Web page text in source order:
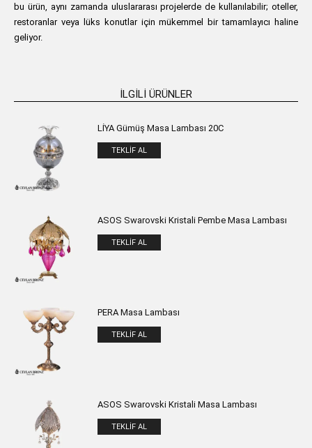
bu ürün, aynı zamanda uluslararası projelerde de kullanılabilir; oteller,
restoranlar veya lüks konutlar için mükemmel bir tamamlayıcı haline
geliyor.
İLGILI ÜRÜNLER
LİYA Gümüş Masa Lambası 20C
TEKLIF AL
ASOS Swarovski Kristali Pembe Masa Lambası
TEKLIF AL
PERA Masa Lambası
TEKLIF AL
ASOS Swarovski Kristali Masa Lambası
TEKLIF AL